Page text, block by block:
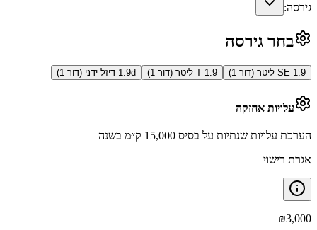
גירסה:
בחר גירסה
SE 1.9 ליטר (דור 1) T 1.9 ליטר (דור 1) 1.9d דיזל ידני (דור 1)
עלויות אחזקה
הערכת עלויות שנתיות על בסיס 15,000 ק״מ בשנה
אגרת רישוי
₪3,000